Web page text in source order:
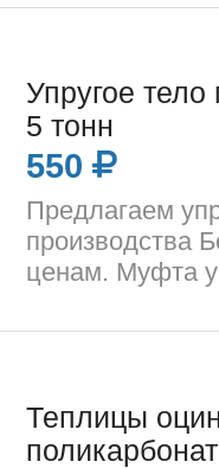
Упругое
5 тонн
550
Предлагаем
производства
ценам. Муфта
Теплицы